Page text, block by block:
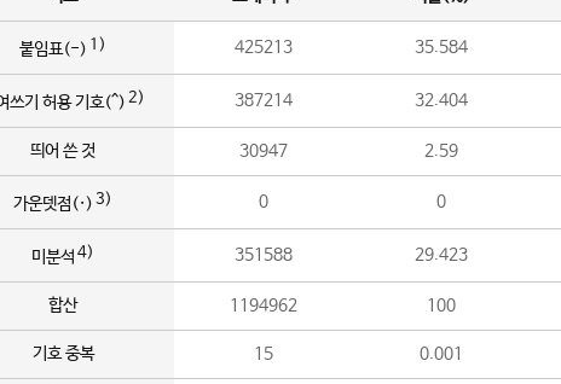
붙임표(-) 1) 425213 35.584
쓰기 허용 기호(^) 2) 387214 32.404
띄어 쓴 것 30947 2.59
가운뎃점(·) 3) 0 0
미분석 4) 351588 29.423
합산 1194962 100
기호 중복 15 0.001